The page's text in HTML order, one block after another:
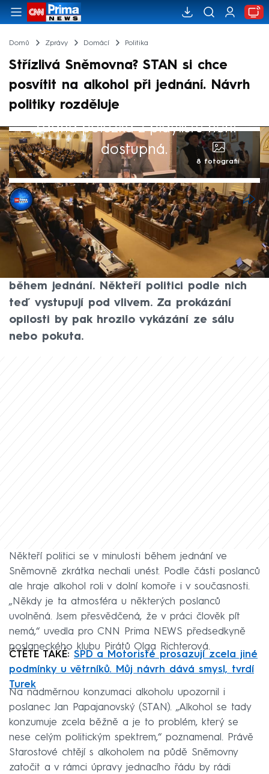
Domů Zprávy Domácí Politika
Střízlivá Sněmovna? STAN si chce
posvítit na alkohol při jednání. Návrh
politiky rozděluje
Žádná položka z playlistu není
dostupná.
8 fotografií
Jan Socha
17. kvě 2026, 19:27
Ve Sněmovně se rozhořela další debata,
která rozdělila koaliční i opoziční poslance.
Starostové chtějí zakázat pití alkoholu
během jednání. Někteří politici podle nich
teď vystupují pod vlivem. Za prokázání
opilosti by pak hrozilo vykázání ze sálu
nebo pokuta.
Někteří politici se v minulosti během jednání ve
Sněmovně zkrátka nechali unést. Podle části poslanců
ale hraje alkohol roli v dolní komoře i v současnosti.
„Někdy je ta atmosféra u některých poslanců
uvolněná. Jsem přesvědčená, že v práci člověk pít
nemá,“ uvedla pro CNN Prima NEWS předsedkyně
poslaneckého klubu Pirátů Olga Richterová.
ČTĚTE TAKÉ: SPD a Motoristé prosazují zcela jiné
podmínky u větrníků. Můj návrh dává smysl, tvrdí
Turek
Na nadměrnou konzumaci alkoholu upozornil i
poslanec Jan Papajanovský (STAN). „Alkohol se tady
konzumuje zcela běžně a je to problém, který se
nese celým politickým spektrem,“ poznamenal. Právě
Starostové chtějí s alkoholem na půdě Sněmovny
zatočit a v rámci úpravy jednacího řádu by rádi